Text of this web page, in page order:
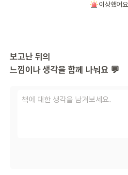
이상했어요
보고난 뒤의
느낌이나 생각을 함께 나눠요 💬